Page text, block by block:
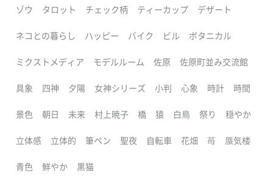
ゾウ タロット チェック柄 ティーカップ デザート
ネコとの暮らし ハッピー バイク ビル ボタニカル
ミクストメディア モデルルーム 佐原 佐原町並み交流館
具象 四神 夕陽 女神シリーズ 小判 心象 時計 時間
景色 朝日 未来 村上暁子 橋 猿 白鳥 祭り 穏やか
立体感 立体的 筆ペン 聖夜 自転車 花畑 苺 蜃気楼
青色 鮮やか 黒猫